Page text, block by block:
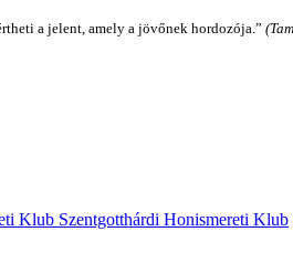
a jelent, amely a jövőnek hordozója.”
Szentgotthárdi Honismereti Klub